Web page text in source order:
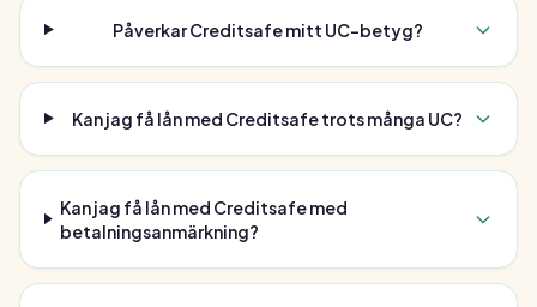
Påverkar Creditsafe mitt UC-betyg?
Kan jag få lån med Creditsafe trots många UC?
Kan jag få lån med Creditsafe med
betalningsanmärkning?